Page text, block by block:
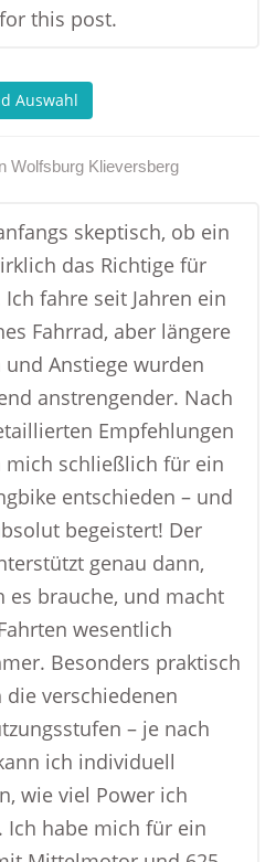
this post.
Auswahl
Wolfsburg Klieversberg
skeptisch, ob ein
das Richtige für
fahre seit Jahren ein
Fahrrad, aber längere
und Anstiege wurden
anstrengender. Nach
Empfehlungen
mich schließlich für ein
entschieden – und
begeistert! Der
genau dann,
es brauche, und macht
wesentlich
Besonders praktisch
verschiedenen
– je nach
ich individuell
wie viel Power ich
Ich habe mich für ein